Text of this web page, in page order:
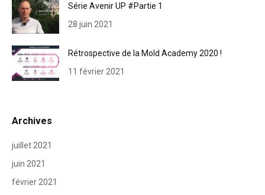
Série Avenir UP #Partie 1
28 juin 2021
Rétrospective de la Mold Academy 2020 !
11 février 2021
Archives
juillet 2021
juin 2021
février 2021